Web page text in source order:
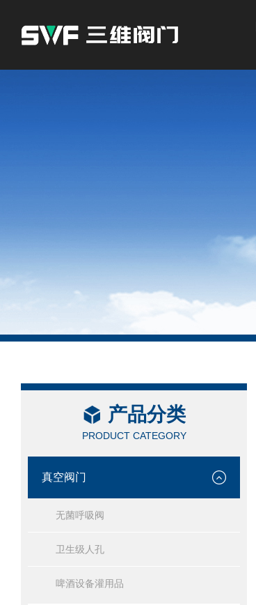
产品分类
PRODUCT CATEGORY
真空阀门
无菌呼吸阀
卫生级人孔
啤酒设备灌用品